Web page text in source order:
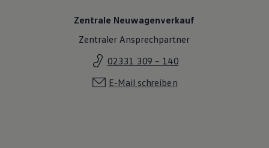
Zentrale Neuwagenverkauf
Zentraler Ansprechpartner
02331 309 – 140
E-Mail schreiben